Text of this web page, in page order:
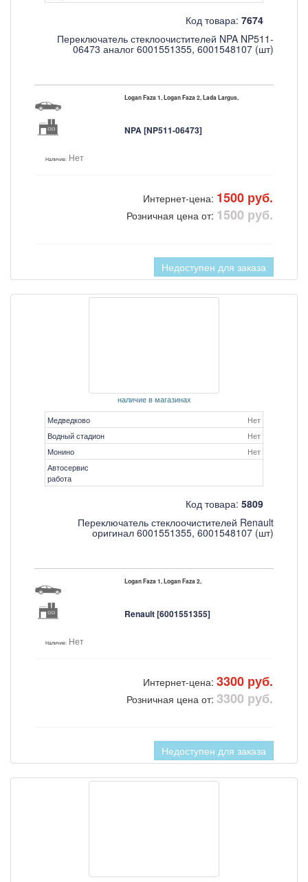
Код товара: 7674
Переключатель стеклоочистителей NPA NP511-
06473 аналог 6001551355, 6001548107 (шт)
Logan Faza 1, Logan Faza 2, Lada Largus,
NPA [NP511-06473]
Наличие: Нет
Интернет-цена: 1500 руб.
Розничная цена от: 1500 руб.
Недоступен для заказа
наличие в магазинах
Медведково
Нет
Водный стадион
Нет
Монино
Нет
Автосервис
работа
Код товара: 5809
Переключатель стеклоочистителей Renault
оригинал 6001551355, 6001548107 (шт)
Logan Faza 1, Logan Faza 2,
Renault [6001551355]
Наличие: Нет
Интернет-цена: 3300 руб.
Розничная цена от: 3300 руб.
Недоступен для заказа